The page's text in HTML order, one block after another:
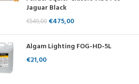
Jaguar Black
€549,00 €475,00
Algam Lighting FOG-HD-5L
€21,00